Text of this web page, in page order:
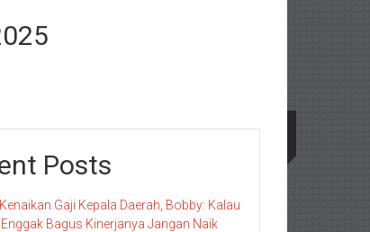
Posts
Gaji Kepala Daerah, Bobby: Kalau
Bagus Kinerjanya Jangan Naik